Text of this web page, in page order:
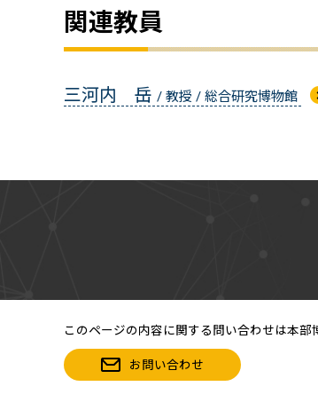
関連教員
三河内 岳 / 教授 / 総合研究博物館
このページの内容に関する問い合わせは本部
お問い合わせ